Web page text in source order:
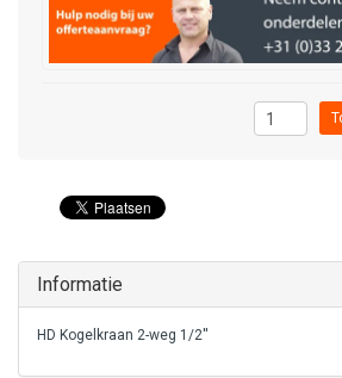
Informatie
HD Kogelkraan 2-weg 1/2''